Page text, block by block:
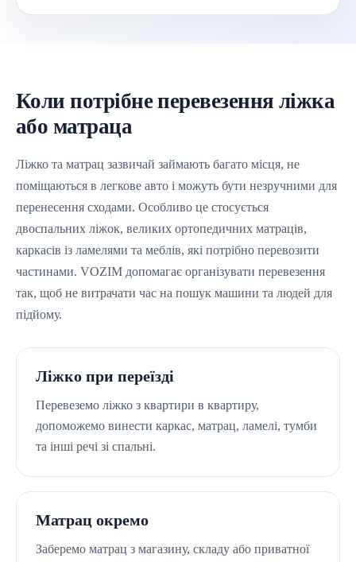
Коли потрібне перевезення ліжка
або матраца
Ліжко та матрац зазвичай займають багато місця, не
поміщаються в легкове авто і можуть бути незручними для
перенесення сходами. Особливо це стосується
двоспальних ліжок, великих ортопедичних матраців,
каркасів із ламелями та меблів, які потрібно перевозити
частинами. VOZIM допомагає організувати перевезення
так, щоб не витрачати час на пошук машини та людей для
підйому.
Ліжко при переїзді
Перевеземо ліжко з квартири в квартиру,
допоможемо винести каркас, матрац, ламелі, тумби
та інші речі зі спальні.
Матрац окремо
Заберемо матрац з магазину, складу або приватної